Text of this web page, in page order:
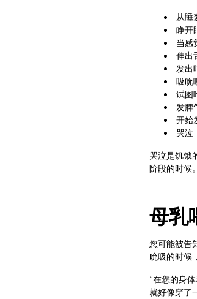
从睡
睁开
当感
伸出
发出
吸吮
试图
发脾
开始
哭泣
哭泣是饥饿
阶段的时候
母乳
您可能被告
吮吸的时候
“在您的身
就好像穿了